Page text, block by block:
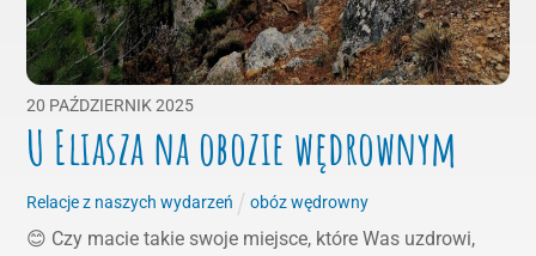
20 PAŹDZIERNIK 2025
U Eliasza na obozie wędrownym
Relacje z naszych wydarzeń obóz wędrowny
😊 Czy macie takie swoje miejsce, które Was uzdrowi,